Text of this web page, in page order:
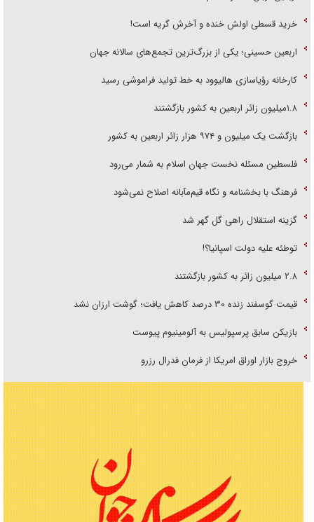
خرید قسطی اولش خنده و آخرش گریه است!
اربعین حسینی؛ یکی از بزرگ‌ترین تجمع‌های سالانه جهان
کارخانه رؤیاسازی هالیوود به خط تولید فراموشی رسید
۱.۸میلیون زائر اربعین به کشور بازگشتند
بازگشت یک میلیون و ۹۷۴ هزار زائر اربعین به کشور
فلسطین مسئله نخست جهان اسلام به شمار می‌رود
فرهنگ با بخشنامه و نگاه قیم‌مآبانه اصلاح نمی‌شود
گزینه استقلال راهی گل گهر شد
توطئه علیه دولت اسپانیا؟!
۲.۸ میلیون زائر به کشور بازگشتند
قیمت گوسفند زنده ۳۰ درصد کاهش یافت؛ گوشت ارزان نشد
بازیکن سابق پرسپولیس به آلومینیوم پیوست
خروج بازار اوراق امریکا از فرمان فدرال رزرو